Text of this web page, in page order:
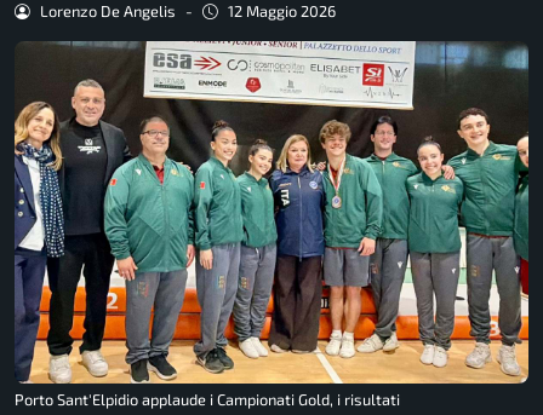
Lorenzo De Angelis - 12 Maggio 2026
Porto Sant'Elpidio applaude i Campionati Gold, i risultati